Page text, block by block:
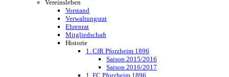
Vereinsleben
Vorstand
Verwaltungsrat
Ehrenrat
Mitgliedschaft
Historie
1. CfR Pforzheim 1896
Saison 2015/2016
Saison 2016/2017
1. FC Pforzheim 1896